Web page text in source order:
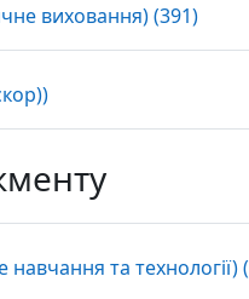
виховання) (391)Вибір
Вибір
та технології)